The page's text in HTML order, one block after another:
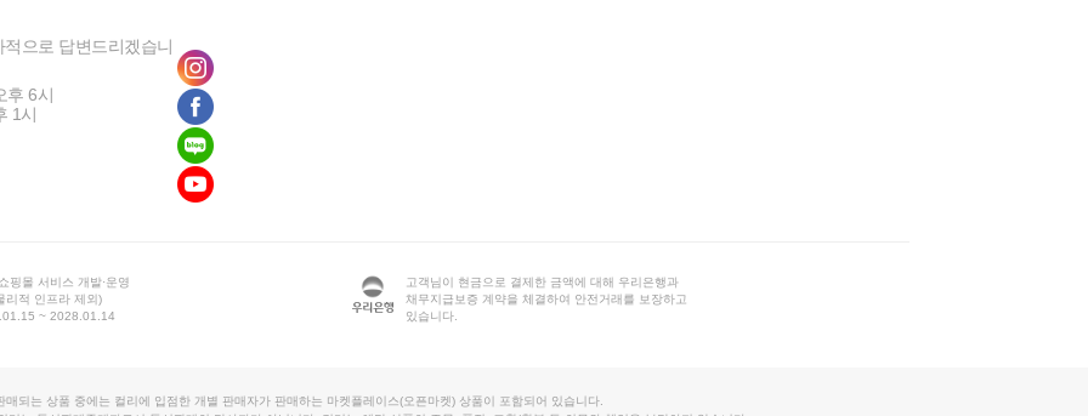
으로 답변드리겠습니
후 6시
1시
핑몰 서비스 개발·운영
리적 인프라 제외)
~ 2028.01.14
고객님이 현금으로 결제한 금액에 대해 우리은행과
채무지급보증 계약을 체결하여 안전거래를 보장하고
있습니다.
매되는 상품 중에는 컬리에 입점한 개별 판매자가 판매하는 마켓플레이스(오픈마켓) 상품이 포함되어 있습니다.